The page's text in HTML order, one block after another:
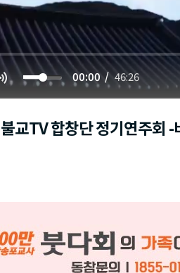
00:00 46:26
교TV 합창단 정기연주회 -